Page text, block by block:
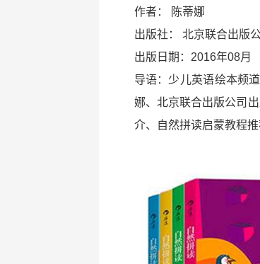
作者： 陈蒂娜
出版社： 北京联合出版
出版日期：2016年08月
导语：少儿英语绘本频
娜、北京联合出版公司
介、自然拼读启蒙教程推